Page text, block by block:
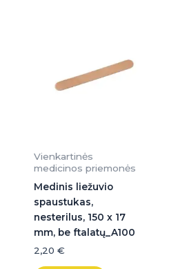
Vienkartinės
medicinos priemonės
Medinis liežuvio
spaustukas,
nesterilus, 150 x 17
mm, be ftalatų_A100
2,20 €